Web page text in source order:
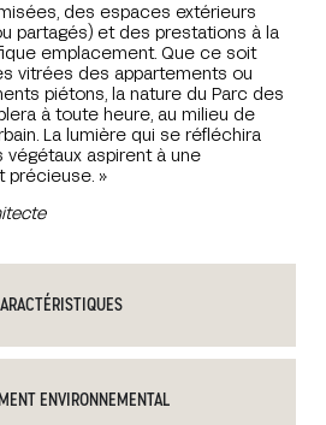
ENVIRONNEMENTAL
des espaces extérieurs
partagés) et des prestations à la
emplacement. Que ce soit
vitrées des appartements ou
piétons, la nature du Parc des
à toute heure, au milieu de
La lumière qui se réfléchira
aspirent à une
précieuse. »